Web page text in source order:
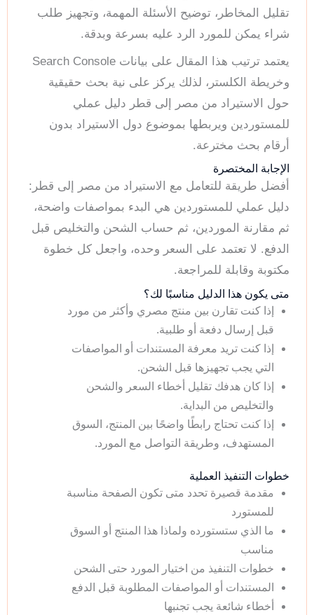
تقليل المخاطر، توضيح الأسئلة المهمة، وتجهيز طلب
شراء يمكن للمورد الرد عليه بسرعة وبدقة.
يعتمد ترتيب هذا المقال على بيانات Search Console
وخريطة الكلستر، لذلك يركز على نية بحث حقيقية
حول الاستيراد من مصر إلى قطر دليل عملي
للمستوردين ويربطها بموضوع دول الاستيراد بدون
أرقام بحث مخترعة.
الإجابة المختصرة
أفضل طريقة للتعامل مع الاستيراد من مصر إلى قطر:
دليل عملي للمستوردين هي البدء بمواصفات واضحة،
ثم مقارنة الموردين، ثم حساب الشحن والتخليص قبل
الدفع. لا تعتمد على السعر وحده، واجعل كل خطوة
مكتوبة وقابلة للمراجعة.
متى يكون هذا الدليل مناسبًا لك؟
إذا كنت تقارن بين منتج مصري وأكثر من مورد
قبل إرسال دفعة أو طلبية.
إذا كنت تريد معرفة المستندات أو المواصفات
التي يجب تجهيزها قبل الشحن.
إذا كان هدفك تقليل أخطاء السعر والشحن
والتخليص من البداية.
إذا كنت تحتاج رابطًا واضحًا بين المنتج، السوق
المستهدف، وطريقة التواصل مع المورد.
خطوات التنفيذ العملية
مقدمة قصيرة تحدد متى تكون الصفحة مناسبة
للمستورد
ما الذي ستستورده ولماذا هذا المنتج أو السوق
مناسب
خطوات التنفيذ من اختيار المورد حتى الشحن
المستندات أو المواصفات المطلوبة قبل الدفع
أخطاء شائعة يجب تجنبها